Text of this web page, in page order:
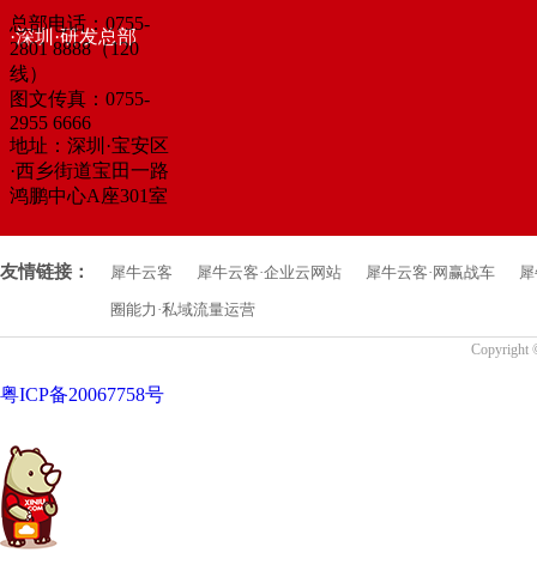
·深圳·研发总部
总部电话：0755-
2801 8888（120
线）
图文传真：0755-
2955 6666
地址：深圳·宝安区
·西乡街道宝田一路
鸿鹏中心A座301室
友情链接： 犀牛云客 犀牛云客·企业云网站 犀牛云客·网赢战车
圈能力·私域流量运营
Copyright
粤ICP备20067758号